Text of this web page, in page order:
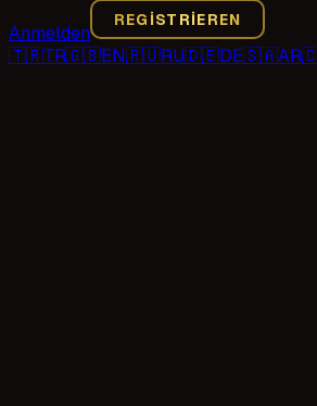
Anmelden
REGISTRIEREN
🇹🇷TR🇬🇧EN🇷🇺RU🇩🇪DE🇸🇦AR